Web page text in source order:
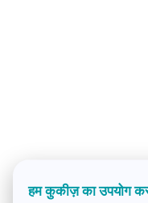
हम कुकीज़ का उपयोग